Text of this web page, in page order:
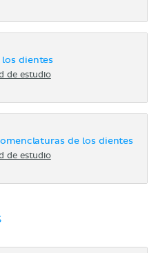
los dientes
de estudio
de los dientes
de estudio